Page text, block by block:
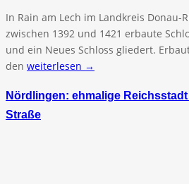
In Rain am Lech im Landkreis Donau-
zwischen 1392 und 1421 erbaute
und ein Neues Schloss gliedert.
den weiterlesen →
Nördlingen: ehmalige
Straße